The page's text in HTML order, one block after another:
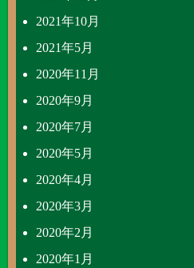
2021年10月
2021年5月
2020年11月
2020年9月
2020年7月
2020年5月
2020年4月
2020年3月
2020年2月
2020年1月